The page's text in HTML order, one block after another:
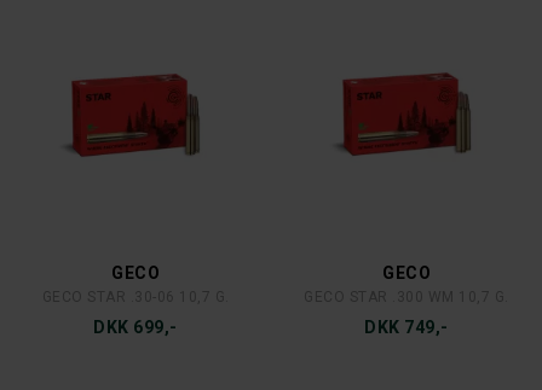
GECO
DKK 699,-
GECO
DKK 749,-